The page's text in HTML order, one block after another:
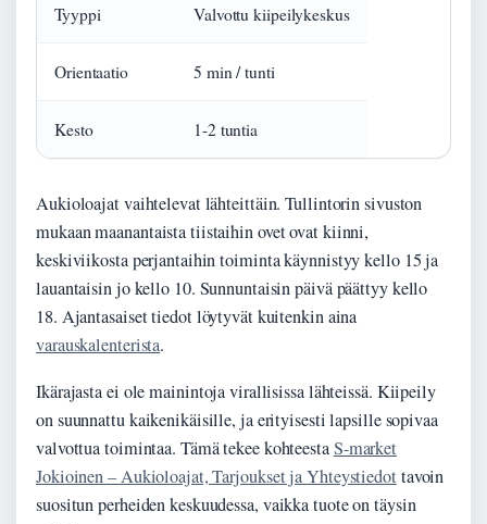
Tyyppi Valvottu kiipeilykeskus
Orientaatio 5 min / tunti
Kesto 1-2 tuntia
Aukioloajat vaihtelevat lähteittäin. Tullintorin sivuston
mukaan maanantaista tiistaihin ovet ovat kiinni,
keskiviikosta perjantaihin toiminta käynnistyy kello 15 ja
lauantaisin jo kello 10. Sunnuntaisin päivä päättyy kello
18. Ajantasaiset tiedot löytyvät kuitenkin aina
varauskalenterista.
Ikärajasta ei ole mainintoja virallisissa lähteissä. Kiipeily
on suunnattu kaikenikäisille, ja erityisesti lapsille sopivaa
valvottua toimintaa. Tämä tekee kohteestaS-market
Jokioinen – Aukioloajat, Tarjoukset ja Yhteystiedottavoin
suositun perheiden keskuudessa, vaikka tuote on täysin